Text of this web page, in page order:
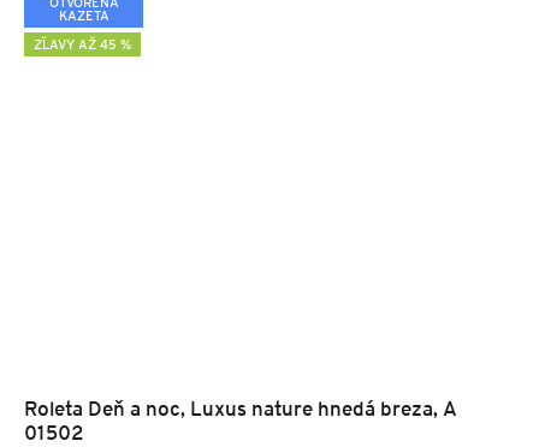
OTVORENÁ
KAZETA
ZĽAVY AŽ 45 %
Roleta Deň a noc, Luxus nature hnedá breza, A
01502